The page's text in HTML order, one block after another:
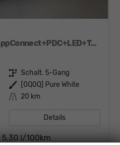
1.0 MPI Sitzheizung+AppConnect+PDC+LED+Touch+Lichtsensor+MultiLenkrad
Getriebe Schalt. 5-Gang
Außenfarbe
[0Q0Q] Pure White
Kilometerstand 20 km
Details
5,30 l/100km